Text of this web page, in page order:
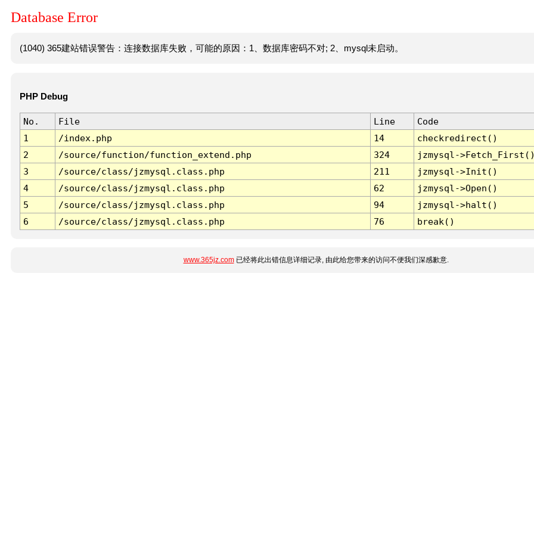
Database Error
(1040) 365建站错误警告：连接数据库失败，可能的原因：1、数据库密码不对; 2、mysql未启动。
PHP Debug
No. File Line
Code
1
/index.php 14
checkredirect()
2
/source/function/function_extend.php 324
jzmysql-
3
/source/class/jzmysql.class.php 211
jzmysql->Init()
4
/source/class/jzmysql.class.php 62
jzmysql->Open()
5
/source/class/jzmysql.class.php 94
jzmysql->halt()
6
/source/class/jzmysql.class.php 76 break()
www.365jz.com已经将此出错信息详细记录, 由此给您带来的访问不便我们深感歉意.